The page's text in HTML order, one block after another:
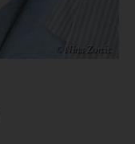
© Nina Zorcic